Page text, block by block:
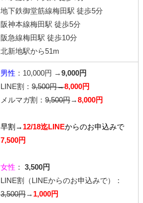
地下鉄御堂筋線梅田駅 徒歩5分
阪神本線梅田駅 徒歩5分
阪急線梅田駅 徒歩10分
北新地駅から51m
男性 ：10,000円 → 9,000円
LINE割： 9,500円→8,000円
メルマガ割： 9,500円 → 8,000円
早割→ 12/18迄LINEからのお申込みで
7,500円
女性 ：
3,500円
LINE割
（LINEからのお申込みで）
：
3,500円 → 1,000円